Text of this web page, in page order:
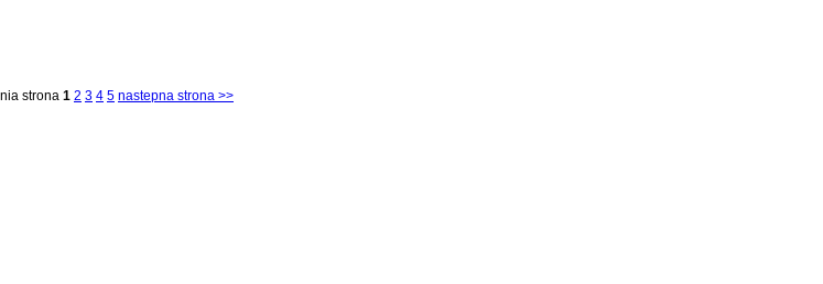
strona 1 2 3 4 5 nastepna strona >>